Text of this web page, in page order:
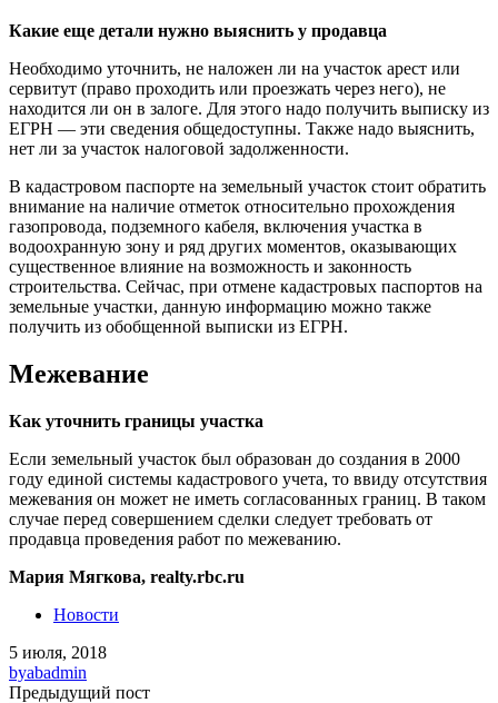
Какие еще детали нужно выяснить у продавца
Необходимо уточнить, не наложен ли на участок арест или
сервитут (право проходить или проезжать через него), не
находится ли он в залоге. Для этого надо получить выписку из
ЕГРН — эти сведения общедоступны. Также надо выяснить,
нет ли за участок налоговой задолженности.
В кадастровом паспорте на земельный участок стоит обратить
внимание на наличие отметок относительно прохождения
газопровода, подземного кабеля, включения участка в
водоохранную зону и ряд других моментов, оказывающих
существенное влияние на возможность и законность
строительства. Сейчас, при отмене кадастровых паспортов на
земельные участки, данную информацию можно также
получить из обобщенной выписки из ЕГРН.
Межевание
Как уточнить границы участка
Если земельный участок был образован до создания в 2000
году единой системы кадастрового учета, то ввиду отсутствия
межевания он может не иметь согласованных границ. В таком
случае перед совершением сделки следует требовать от
продавца проведения работ по межеванию.
Мария Мягкова, realty.rbc.ru
Новости
5 июля, 2018
byabadmin
Предыдущий пост